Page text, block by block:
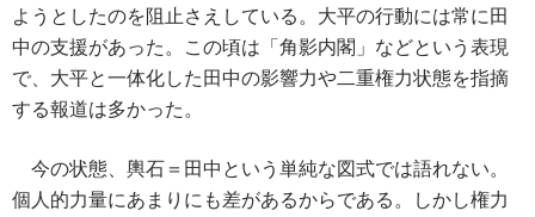
ようとしたのを阻止さえしている。大平の行動には常に田
中の支援があった。この頃は「角影内閣」などという表現
で、大平と一体化した田中の影響力や二重権力状態を指摘
する報道は多かった。
今の状態、輿石＝田中という単純な図式では語れない。
個人的力量にあまりにも差があるからである。しかし権力